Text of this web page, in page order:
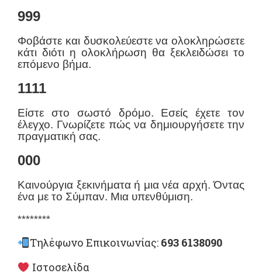
999
Φοβάστε και δυσκολεύεστε να ολοκληρώσετε
κάτι διότι η ολοκλήρωση θα ξεκλειδώσει το
επόμενο βήμα.
1111
Είστε στο σωστό δρόμο. Εσείς έχετε τον
έλεγχο. Γνωρίζετε πώς να δημιουργήσετε την
πραγματική σας.
000
Καινούργια ξεκινήματα ή μια νέα αρχή. Όντας
ένα με το Σύμπαν. Μια υπενθύμιση.
********
Τηλέφωνο Επικοινωνίας: 693 6138090
Ιστοσελίδα